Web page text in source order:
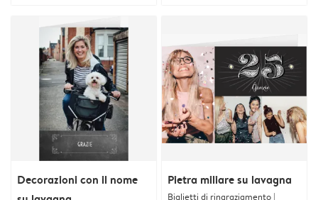
Decorazioni con il nome
Pietra miliare su lavagna
Biglietti di ringraziamento |